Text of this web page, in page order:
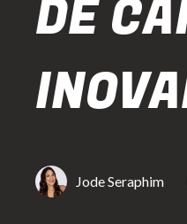
DE
Jode Seraphim